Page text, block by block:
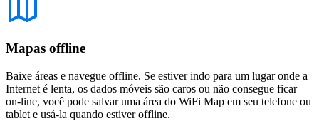
Mapas offline
Baixe áreas e navegue offline. Se estiver indo para um lugar onde a
Internet é lenta, os dados móveis são caros ou não consegue ficar
on-line, você pode salvar uma área do WiFi Map em seu telefone ou
tablet e usá-la quando estiver offline.